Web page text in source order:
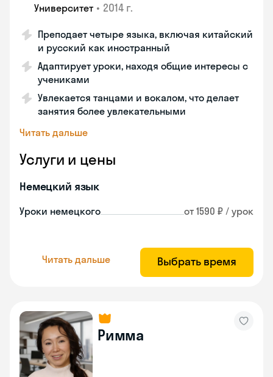
Университет • 2014 г.
Преподает четыре языка, включая китайский
и русский как иностранный
Адаптирует уроки, находя общие интересы с
учениками
Увлекается танцами и вокалом, что делает
занятия более увлекательными
Читать дальше
Услуги и цены
Немецкий язык
Уроки немецкого от 1590 ₽ / урок
Читать дальше Выбрать время
Римма